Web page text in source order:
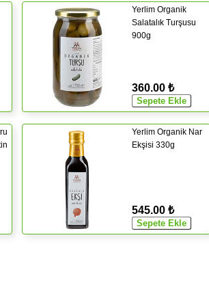
Yerlim Organik
Salatalık Turşusu
900g
360.00 ₺
Yerlim Organik Nar
Ekşisi 330g
545.00 ₺